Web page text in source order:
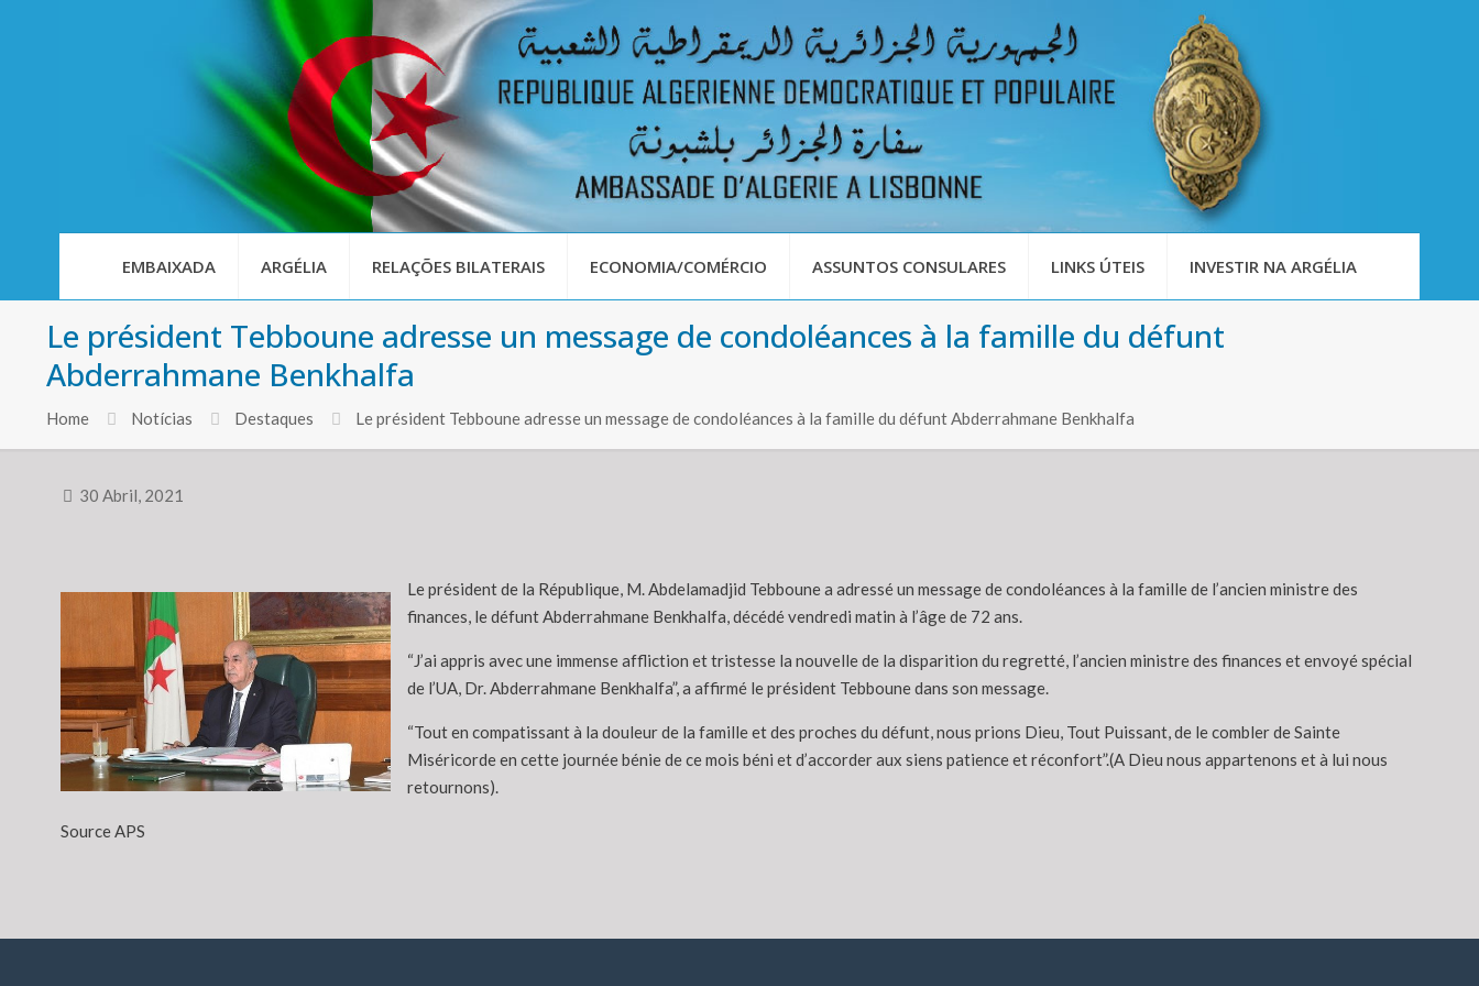
EMBAIXADA ARGÉLIA RELAÇÕES BILATERAIS ECONOMIA/COMÉRCIO ASSUNTOS CONSULARES LINKS ÚTEIS INVESTIR NA ARGÉLIA
Le président Tebboune adresse un message de condoléances à la famille du défunt
Abderrahmane Benkhalfa
Home Notícias Destaques Le président Tebboune adresse un message de condoléances à la famille du défunt Abderrahmane Benkhalfa
30 Abril, 2021
Le président de la République, M. Abdelamadjid Tebboune a adressé un message de condoléances à la famille de l’ancien ministre des
finances, le défunt Abderrahmane Benkhalfa, décédé vendredi matin à l’âge de 72 ans.
“J’ai appris avec une immense affliction et tristesse la nouvelle de la disparition du regretté, l’ancien ministre des finances et envoyé spécial
de l’UA, Dr. Abderrahmane Benkhalfa”, a affirmé le président Tebboune dans son message.
“Tout en compatissant à la douleur de la famille et des proches du défunt, nous prions Dieu, Tout Puissant, de le combler de Sainte
Miséricorde en cette journée bénie de ce mois béni et d’accorder aux siens patience et réconfort”.(A Dieu nous appartenons et à lui nous
retournons).
Source APS